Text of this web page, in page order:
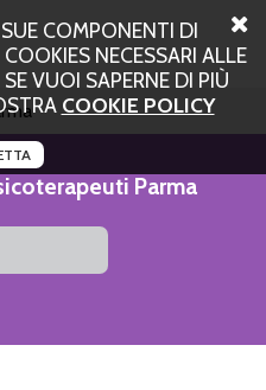
COMPONENTI DI
NECESSARI ALLE
VUOI SAPERNE DI PIÙ
COOKIE POLICY
Parma